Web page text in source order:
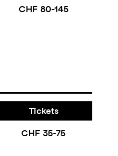
CHF 80-145
Tickets
CHF 35-75